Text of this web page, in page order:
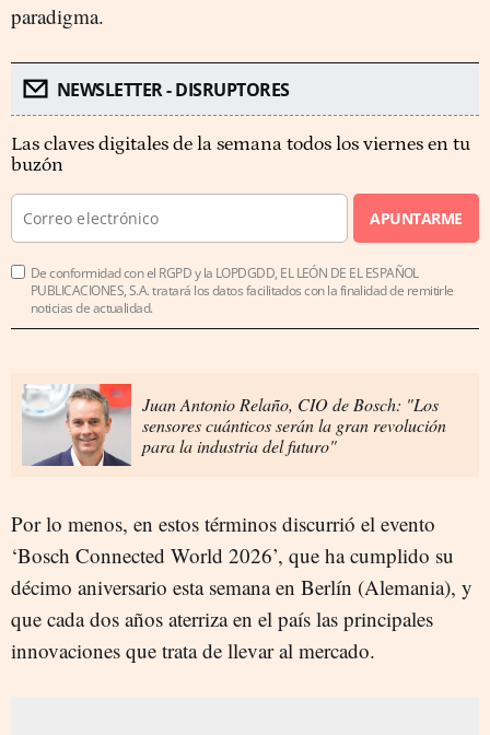
paradigma.
NEWSLETTER - DISRUPTORES
Las claves digitales de la semana todos los viernes en tu
buzón
APUNTARME
De conformidad con el RGPD y la LOPDGDD, EL LEÓN DE EL ESPAÑOL
PUBLICACIONES, S.A. tratará los datos facilitados con la finalidad de remitirle
noticias de actualidad.
Juan Antonio Relaño, CIO de Bosch: "Los
sensores cuánticos serán la gran revolución
para la industria del futuro"
Por lo menos, en estos términos discurrió el evento
‘Bosch Connected World 2026’, que ha cumplido su
décimo aniversario esta semana en Berlín (Alemania), y
que cada dos años aterriza en el país las principales
innovaciones que trata de llevar al mercado.